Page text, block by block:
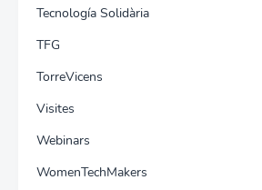
Tecnología Solidària
TFG
TorreVicens
Visites
Webinars
WomenTechMakers